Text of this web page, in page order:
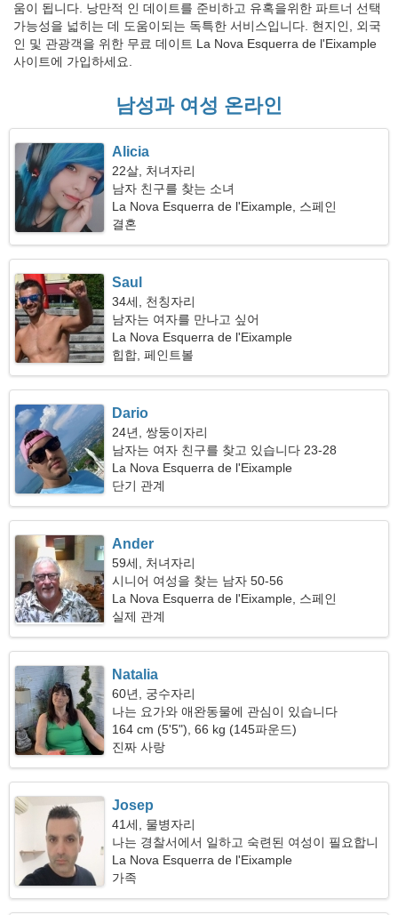
움이 됩니다. 낭만적 인 데이트를 준비하고 유혹을위한 파트너 선택
가능성을 넓히는 데 도움이되는 독특한 서비스입니다. 현지인, 외국
인 및 관광객을 위한 무료 데이트 La Nova Esquerra de l'Eixample
사이트에 가입하세요.
남성과 여성 온라인
Alicia
22살, 처녀자리
남자 친구를 찾는 소녀
La Nova Esquerra de l'Eixample, 스페인
결혼
Saul
34세, 천칭자리
남자는 여자를 만나고 싶어
La Nova Esquerra de l'Eixample
힙합, 페인트볼
Dario
24년, 쌍둥이자리
남자는 여자 친구를 찾고 있습니다 23-28
La Nova Esquerra de l'Eixample
단기 관계
Ander
59세, 처녀자리
시니어 여성을 찾는 남자 50-56
La Nova Esquerra de l'Eixample, 스페인
실제 관계
Natalia
60년, 궁수자리
나는 요가와 애완동물에 관심이 있습니다
164 cm (5'5"), 66 kg (145파운드)
진짜 사랑
Josep
41세, 물병자리
나는 경찰서에서 일하고 숙련된 여성이 필요합니
다
La Nova Esquerra de l'Eixample
가족